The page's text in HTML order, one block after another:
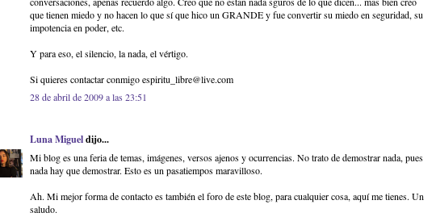
que tienen miedo y no hacen lo que sí que hico un GRANDE y fue convertir su miedo en seguridad, su
impotencia en poder, etc.
Y para eso, el silencio, la nada, el vértigo.
Si quieres contactar conmigo espiritu_libre@live.com
28 de abril de 2009 a las 23:51
Luna Migueldijo...
Mi blog es una feria de temas, imágenes, versos ajenos y ocurrencias. No trato de demostrar nada, pues
nada hay que demostrar. Esto es un pasatiempos maravilloso.
Ah. Mi mejor forma de contacto es también el foro de este blog, para cualquier cosa, aquí me tienes. Un
saludo.